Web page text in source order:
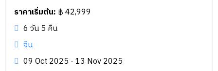
ราคาเริ่มต้น: ฿ 42,999
6 วัน 5 คืน
จีน
09 Oct 2025 - 13 Nov 2025